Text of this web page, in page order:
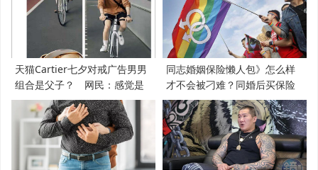
天猫Cartier七夕对戒广告男男
组合是父子？ 网民：感觉是
支持LGBT
同志婚姻保险懒人包》怎么样
才不会被刁难？同婚后买保险
必知5件事